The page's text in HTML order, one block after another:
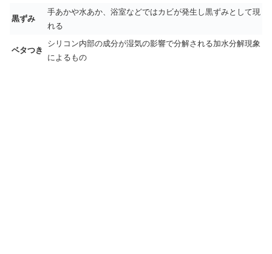
黒ずみ
手あかや水あか、浴室などではカビが発生し黒ずみとして現
れる
ベタつき
シリコン内部の成分が湿気の影響で分解される加水分解現象
によるもの